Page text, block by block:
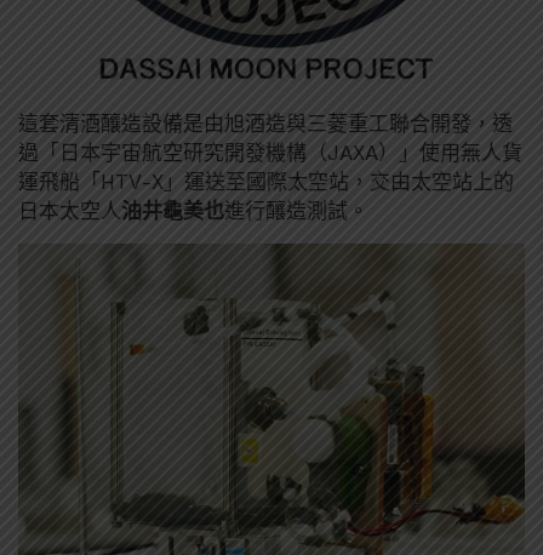
這套清酒釀造設備是由旭酒造與三菱重工聯合開發，透
過「日本宇宙航空研究開發機構（JAXA）」使用無人貨
運飛船「HTV-X」運送至國際太空站，交由太空站上的
日本太空人 油井龜美也進行釀造測試。